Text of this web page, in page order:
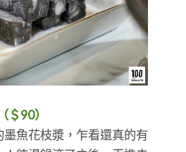
＄90）
魚花枝漿，乍看還真的有